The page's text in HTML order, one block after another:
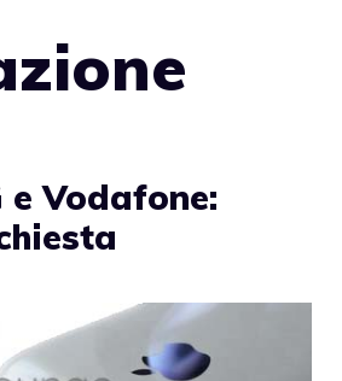
e Vodafone: